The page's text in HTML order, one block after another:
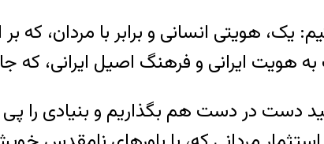
یک، هویتی انسانی و برابر با مردان،
دست در دست هم بگذاریم و بنیادی را